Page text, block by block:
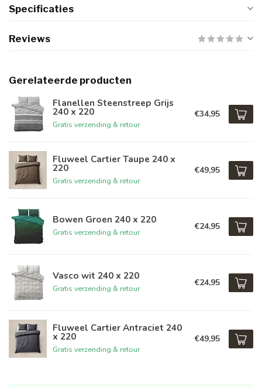
Specificaties
Reviews
Gerelateerde producten
Flanellen Steenstreep Grijs
240 x 220
Gratis verzending & retour
€34,95
Fluweel Cartier Taupe 240 x
220
Gratis verzending & retour
€49,95
Bowen Groen 240 x 220
Gratis verzending & retour
€24,95
Vasco wit 240 x 220
Gratis verzending & retour
€24,95
Fluweel Cartier Antraciet 240
x 220
Gratis verzending & retour
€49,95